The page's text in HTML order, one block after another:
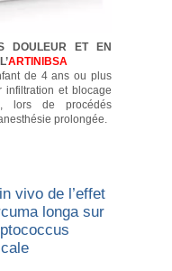
DOULEUR ET EN
ARTINIBSA
de 4 ans ou plus
infiltration et blocage
lors de procédés
prolongée.
vivo de l’effet
longa sur